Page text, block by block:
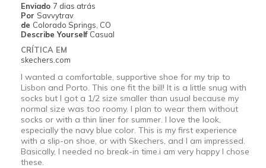
Enviado 7 dias atrás
Por Savvytrav
de Colorado Springs, CO
Describe Yourself Casual
CRÍTICA EM
skechers.com
I wanted a comfortable, supportive shoe for my trip to
Lisbon and Porto. This one fit the bill! It is a little snug with
socks but I got a 1/2 size smaller than usual because my
normal size was too roomy. I plan to wear them without
socks or with a thin liner for summer. I love the look,
especially the navy blue color. This is my first experience
with a slip-on shoe, or with Skechers, and I am impressed.
Basically, I needed no break-in time.i am very happy I chose
these.